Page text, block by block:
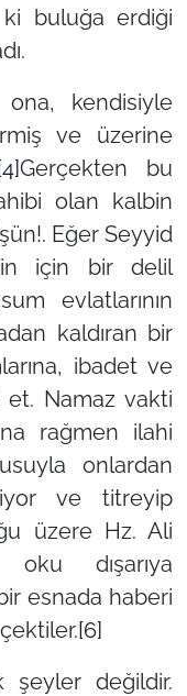
ki buluğa erdiği
kendisiyle
ve üzerine
Gerçekten bu
olan kalbin
Eğer Seyyid
için bir delil
evlatlarının
kaldıran bir
ibadet ve
Namaz vakti
rağmen ilahi
onlardan
ve titreyip
üzere Hz. Ali
oku dışarıya
esnada haberi
[6]
şeyler değildir.